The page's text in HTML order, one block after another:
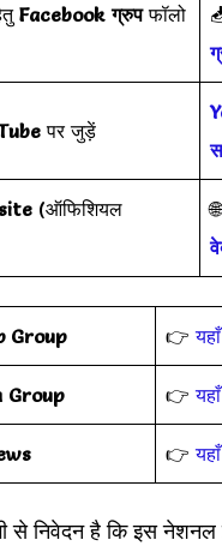
Facebook ग्रुपफॉलो
पर जुड़ें
(ऑफिशियल
🌐
Group 👉
Group 👉
👉
निवेदन है कि इस नेशनल